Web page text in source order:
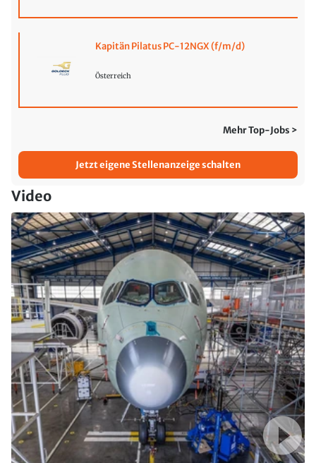
Kapitän Pilatus PC-12NGX (f/m/d)
Österreich
Mehr Top-Jobs >
Jetzt eigene Stellenanzeige schalten
Video